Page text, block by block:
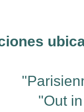
"Out